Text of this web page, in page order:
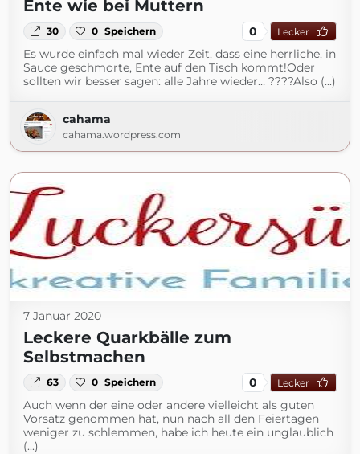
Ente wie bei Muttern
30 0 Speichern 0 Lecker
Es wurde einfach mal wieder Zeit, dass eine herrliche, in
Sauce geschmorte, Ente auf den Tisch kommt!Oder
sollten wir besser sagen: alle Jahre wieder… ????Also (...)
cahama
cahama.wordpress.com
7 Januar 2020
Leckere Quarkbälle zum
Selbstmachen
63 0 Speichern 0 Lecker
Auch wenn der eine oder andere vielleicht als guten
Vorsatz genommen hat, nun nach all den Feiertagen
weniger zu schlemmen, habe ich heute ein unglaublich
(...)